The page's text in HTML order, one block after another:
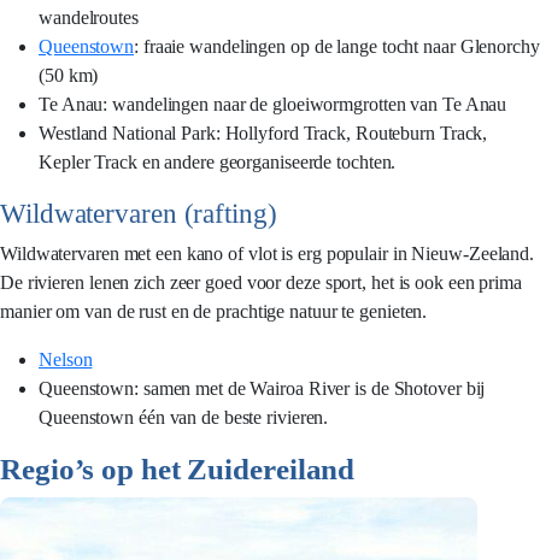
wandelroutes
Queenstown: fraaie wandelingen op de lange tocht naar Glenorchy
(50 km)
Te Anau: wandelingen naar de gloeiwormgrotten van Te Anau
Westland National Park: Hollyford Track, Routeburn Track,
Kepler Track en andere georganiseerde tochten.
Wildwatervaren (rafting)
Wildwatervaren met een kano of vlot is erg populair in Nieuw-Zeeland.
De rivieren lenen zich zeer goed voor deze sport, het is ook een prima
manier om van de rust en de prachtige natuur te genieten.
Nelson
Queenstown: samen met de Wairoa River is de Shotover bij
Queenstown één van de beste rivieren.
Regio’s op het Zuidereiland